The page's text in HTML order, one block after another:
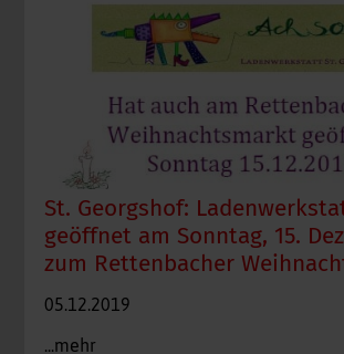
St. Georgshof:
geöffnet am Sonntag, 15.
zum Rettenbacher
05.12.2019
...mehr